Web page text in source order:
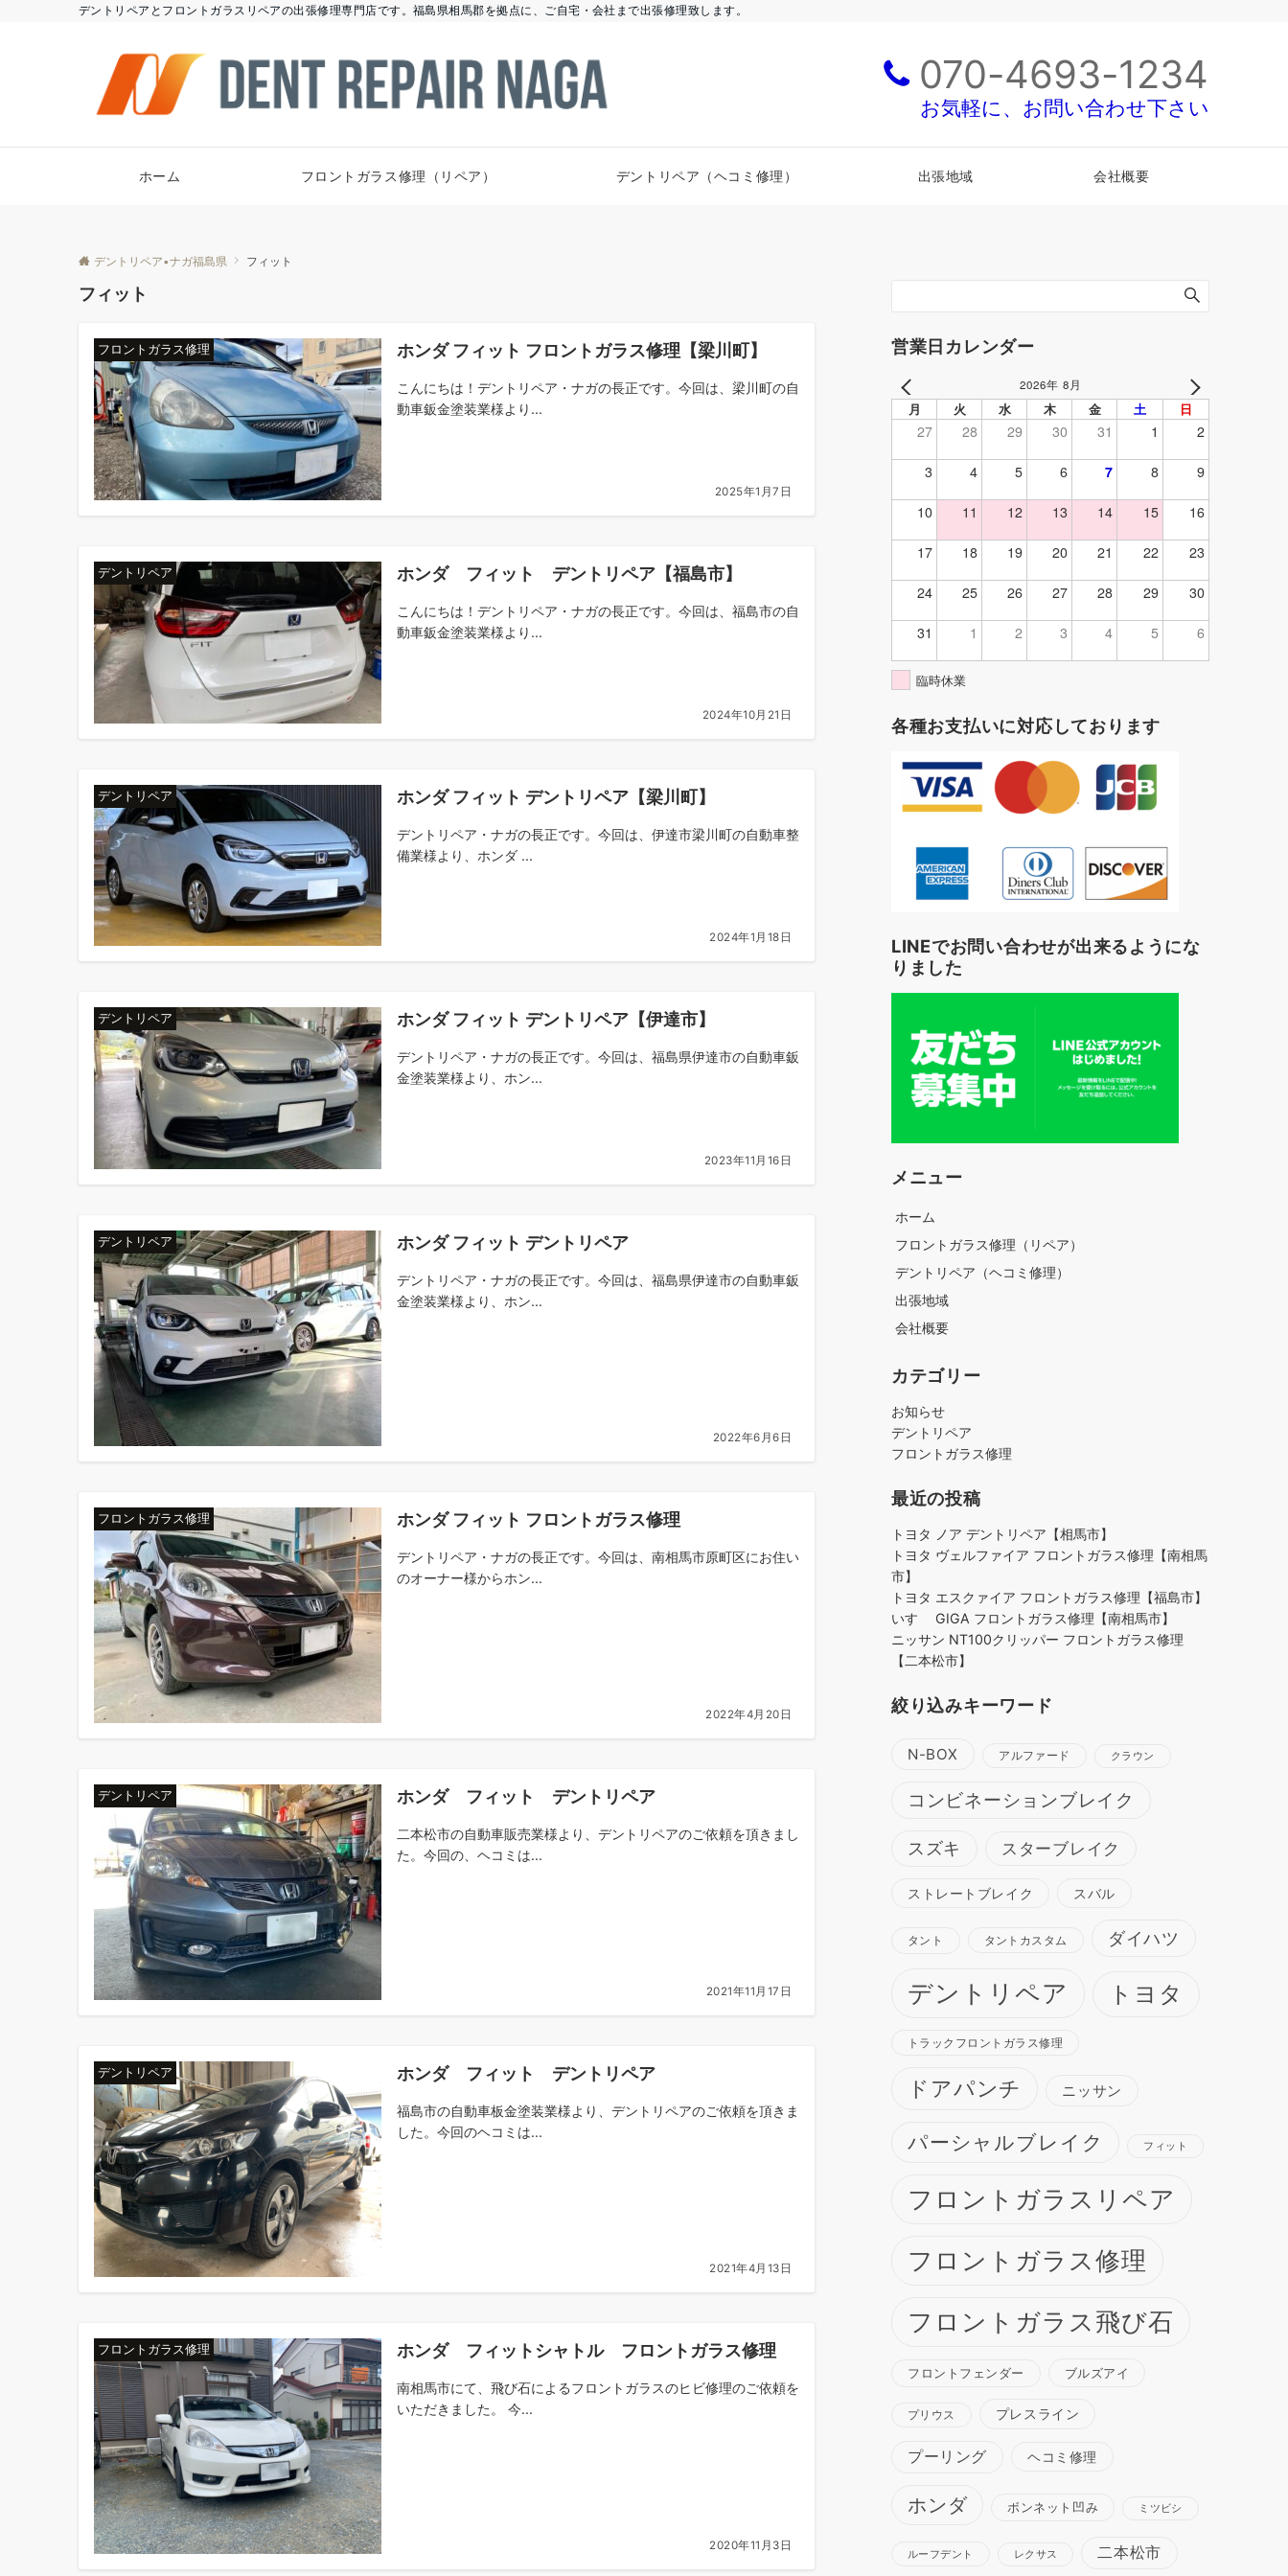
デントリペアとフロントガラスリペアの出張修理専門店です。福島県相馬郡を拠点に、ご自宅・会社まで出張修理致します。
070-4693-1234
お気軽に、お問い合わせ下さい
ホーム フロントガラス修理（リペア） デントリペア（ヘコミ修理） 出張地域 会社概要
デントリペア•ナガ福島県 フィット
フィット
フロントガラス修理 ホンダ フィット フロントガラス修理【梁川町】
こんにちは！デントリペア・ナガの長正です。今回は、梁川町の自
動車鈑金塗装業様より...
2025年1月7日
デントリペア ホンダ フィット デントリペア【福島市】
こんにちは！デントリペア・ナガの長正です。今回は、福島市の自
動車鈑金塗装業様より...
2024年10月21日
デントリペア ホンダ フィット デントリペア【梁川町】
デントリペア・ナガの長正です。今回は、伊達市梁川町の自動車整
備業様より、ホンダ ...
2024年1月18日
デントリペア ホンダ フィット デントリペア【伊達市】
デントリペア・ナガの長正です。今回は、福島県伊達市の自動車鈑
金塗装業様より、ホン...
2023年11月16日
デントリペア ホンダ フィット デントリペア
デントリペア・ナガの長正です。今回は、福島県伊達市の自動車鈑
金塗装業様より、ホン...
2022年6月6日
フロントガラス修理 ホンダ フィット フロントガラス修理
デントリペア・ナガの長正です。今回は、南相馬市原町区にお住い
のオーナー様からホン...
2022年4月20日
デントリペア ホンダ フィット デントリペア
二本松市の自動車販売業様より、デントリペアのご依頼を頂きまし
た。今回の、ヘコミは...
2021年11月17日
デントリペア ホンダ フィット デントリペア
福島市の自動車板金塗装業様より、デントリペアのご依頼を頂きま
した。今回のヘコミは...
2021年4月13日
フロントガラス修理 ホンダ フィットシャトル フロントガラス修理
南相馬市にて、飛び石によるフロントガラスのヒビ修理のご依頼を
いただきました。 今...
2020年11月3日
営業日カレンダー
2026年 8月
月 火 水 木 金 土 日
27 28 29 30 31 1 2
3 4 5 6 7 8 9
10 11 12 13 14 15 16
17 18 19 20 21 22 23
24 25 26 27 28 29 30
31 1 2 3 4 5 6
臨時休業
各種お支払いに対応しております
LINEでお問い合わせが出来るようにな
りました
メニュー
ホーム
フロントガラス修理（リペア）
デントリペア（ヘコミ修理）
出張地域
会社概要
カテゴリー
お知らせ
デントリペア
フロントガラス修理
最近の投稿
トヨタ ノア デントリペア【相馬市】
トヨタ ヴェルファイア フロントガラス修理【南相馬
市】
トヨタ エスクァイア フロントガラス修理【福島市】
いすゞ GIGA フロントガラス修理【南相馬市】
ニッサン NT100クリッパー フロントガラス修理
【二本松市】
絞り込みキーワード
N-BOX アルファード クラウン
コンビネーションブレイク
スズキ スターブレイク
ストレートブレイク スバル
タント タントカスタム ダイハツ
デントリペア トヨタ
トラックフロントガラス修理
ドアパンチ ニッサン
パーシャルブレイク フィット
フロントガラスリペア
フロントガラス修理
フロントガラス飛び石
フロントフェンダー ブルズアイ
プリウス プレスライン
プーリング ヘコミ修理
ホンダ ボンネット凹み ミツビシ
ルーフデント レクサス 二本松市